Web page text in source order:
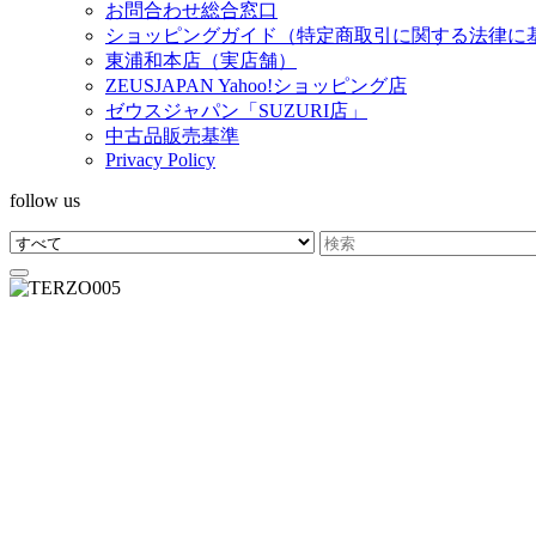
お問合わせ総合窓口
ショッピングガイド（特定商取引に関する法律に
東浦和本店（実店舗）
ZEUSJAPAN Yahoo!ショッピング店
ゼウスジャパン「SUZURI店」
中古品販売基準
Privacy Policy
follow us